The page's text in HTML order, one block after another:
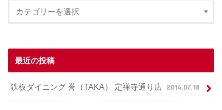
最近の投稿
鉄板ダイニング 誉（TAKA） 定禅寺通り店 2014.07.18